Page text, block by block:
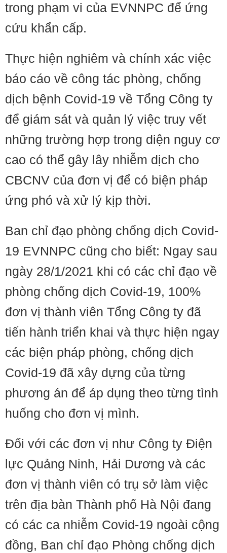
trong phạm vi của EVNNPC để ứng
cứu khẩn cấp.
Thực hiện nghiêm và chính xác việc
báo cáo về công tác phòng, chống
dịch bệnh Covid-19 về Tổng Công ty
để giám sát và quản lý việc truy vết
những trường hợp trong diện nguy cơ
cao có thể gây lây nhiễm dịch cho
CBCNV của đơn vị để có biện pháp
ứng phó và xử lý kịp thời.
Ban chỉ đạo phòng chống dịch Covid-
19 EVNNPC cũng cho biết: Ngay sau
ngày 28/1/2021 khi có các chỉ đạo về
phòng chống dịch Covid-19, 100%
đơn vị thành viên Tổng Công ty đã
tiến hành triển khai và thực hiện ngay
các biện pháp phòng, chống dịch
Covid-19 đã xây dựng của từng
phương án để áp dụng theo từng tình
huống cho đơn vị mình.
Đối với các đơn vị như Công ty Điện
lực Quảng Ninh, Hải Dương và các
đơn vị thành viên có trụ sở làm việc
trên địa bàn Thành phố Hà Nội đang
có các ca nhiễm Covid-19 ngoài cộng
đồng, Ban chỉ đạo Phòng chống dịch